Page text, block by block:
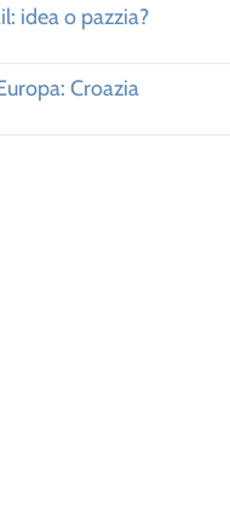
idea o pazzia?
Croazia